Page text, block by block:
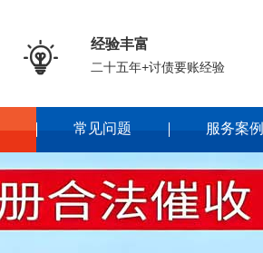
 经验丰富
二十五年+讨债要账经验
常见问题 服务案例